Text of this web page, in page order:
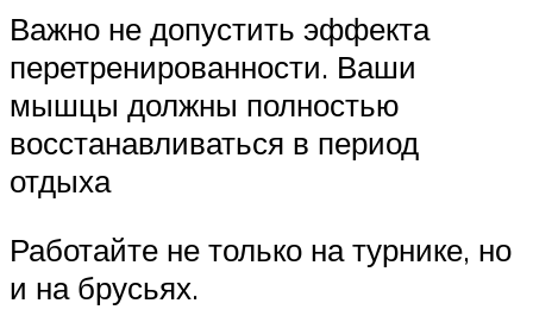
Важно не допустить эффекта
перетренированности. Ваши
мышцы должны полностью
восстанавливаться в период
отдыха
Работайте не только на турнике, но
и на брусьях.